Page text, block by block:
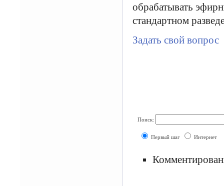
обрабатывать
стандартном
Задать свой вопрос
Поиск:
Первый шаг Интернет